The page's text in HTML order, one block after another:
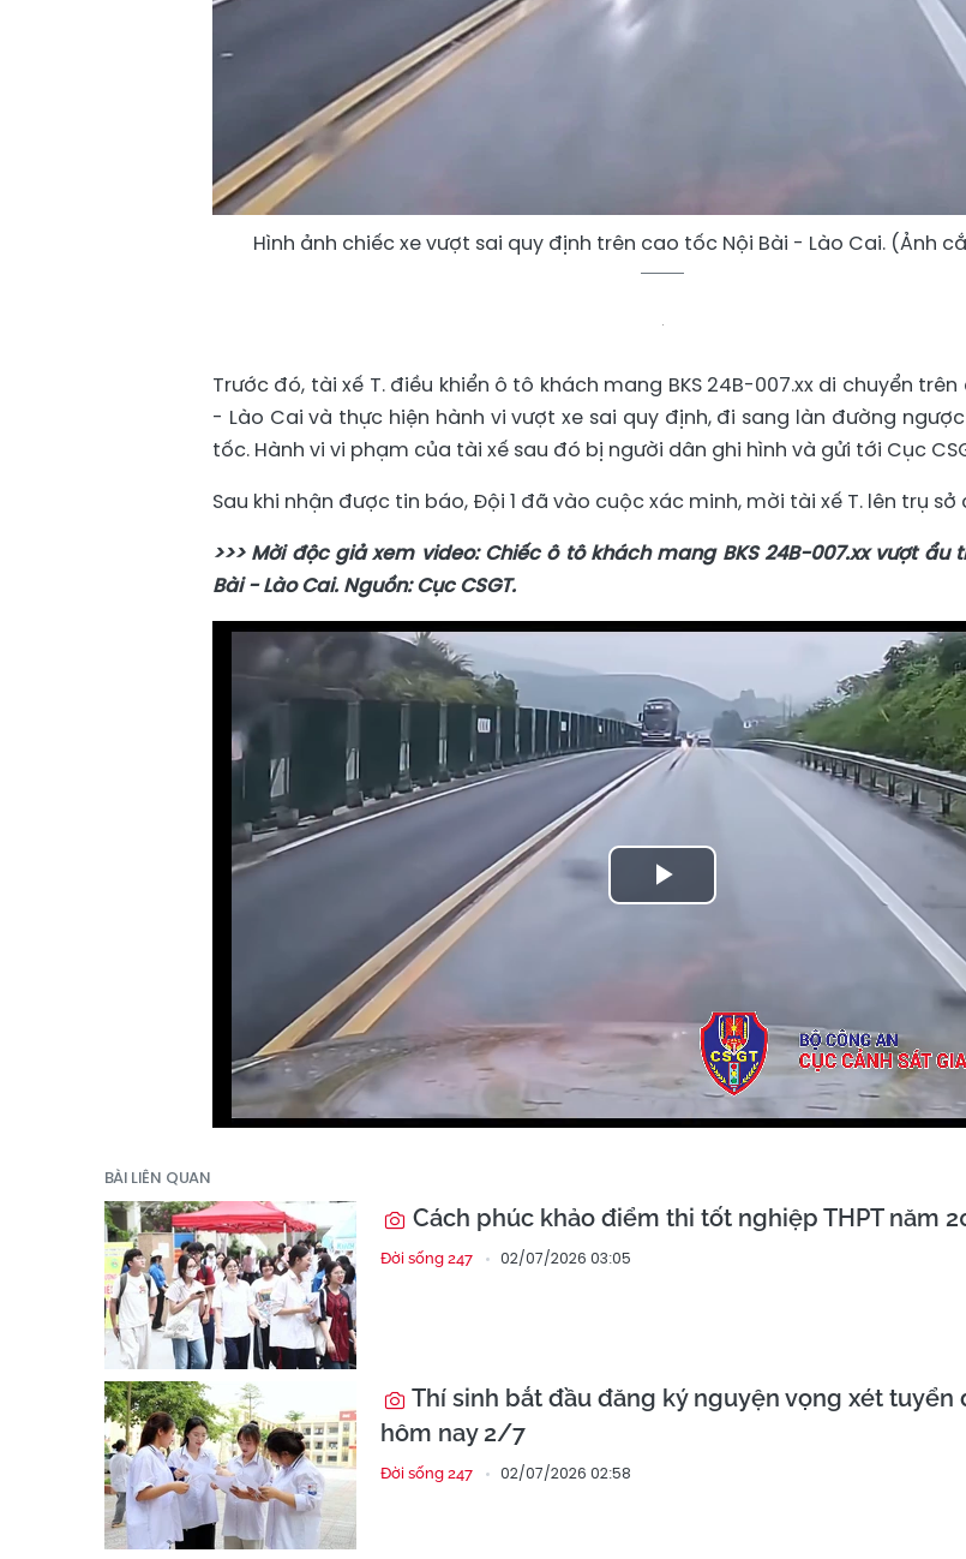
Hình ảnh chiếc xe vượt sai quy định trên cao tốc Nội Bài - Lào Cai. (Ảnh
Trước đó, tài xế T. điều khiển ô tô khách mang BKS 24B-007.xx di chuyển
- Lào Cai và thực hiện hành vi vượt xe sai quy định, đi sang làn đường
tốc. Hành vi vi phạm của tài xế sau đó bị người dân ghi hình và gửi tới Cục
Sau khi nhận được tin báo, Đội 1 đã vào cuộc xác minh, mời tài xế T. lên trụ sở
>>> Mời độc giả xem video: Chiếc ô tô khách mang BKS 24B-007.xx vượt ẩu
Bài - Lào Cai. Nguồn: Cục CSGT.
Play
BÀI LIÊN QUAN
Cách phúc khảo điểm thi tốt nghiệp THPT năm
Đời sống 247 02/07/2026 03:05
Thí sinh bắt đầu đăng ký nguyện vọng xét tuyển
hôm nay 2/7
Đời sống 247 02/07/2026 02:58